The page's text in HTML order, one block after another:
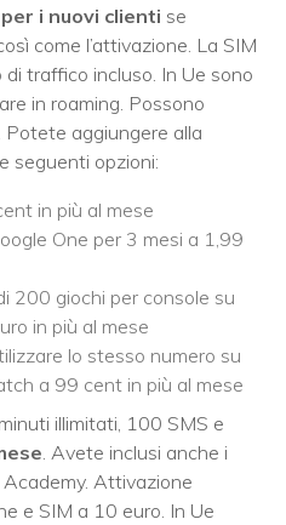
i nuovi clienti se
come l’attivazione. La SIM
traffico incluso. In Ue sono
in roaming. Possono
. Potete aggiungere alla
seguenti opzioni:
in più al mese
One per 3 mesi a 1,99
200 giochi per console su
in più al mese
lo stesso numero su
a 99 cent in più al mese
illimitati, 100 SMS e
. Avete inclusi anche i
Attivazione
e SIM a 10 euro. In Ue